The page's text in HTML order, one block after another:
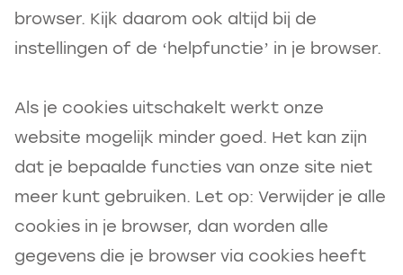
browser. Kijk daarom ook altijd bij de
instellingen of de ‘helpfunctie’ in je browser.
Als je cookies uitschakelt werkt onze
website mogelijk minder goed. Het kan zijn
dat je bepaalde functies van onze site niet
meer kunt gebruiken. Let op: Verwijder je alle
cookies in je browser, dan worden alle
gegevens die je browser via cookies heeft